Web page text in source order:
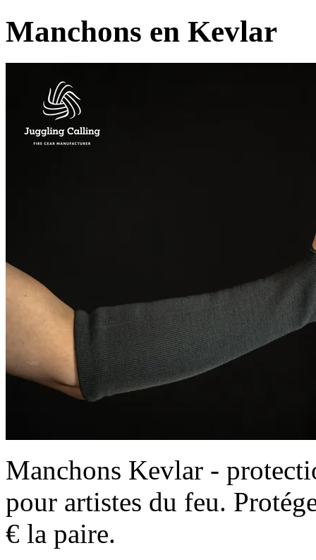
Manchons en Kevlar
Manchons Kevlar -
pour artistes du feu.
€ la paire.